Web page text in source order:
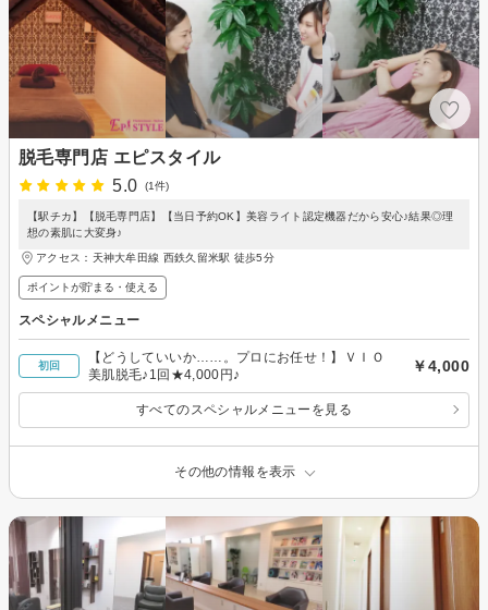
脱毛専門店 エピスタイル
5.0
(1件)
【駅チカ】【脱毛専門店】【当日予約OK】美容ライト認定機器だから安心♪結果◎理
想の素肌に大変身♪
アクセス：天神大牟田線 西鉄久留米駅 徒歩5分
ポイントが貯まる・使える
スペシャルメニュー
初回
【どうしていいか……。プロにお任せ！】ＶＩＯ
美肌脱毛♪1回★4,000円♪
￥4,000
すべてのスペシャルメニューを見る
その他の情報を表示